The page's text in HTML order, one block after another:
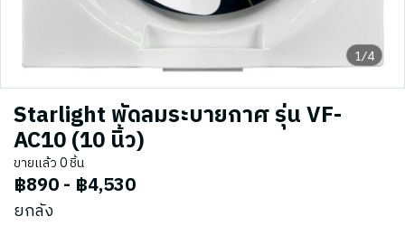
1/4
Starlight พัดลมระบายกาศ รุ่น VF-
AC10 (10 นิ้ว)
ขายแล้ว 0 ชิ้น
฿890- ฿4,530
ยกลัง